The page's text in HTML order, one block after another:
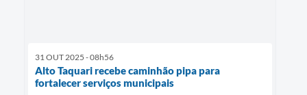
31 OUT 2025 - 08h56
Alto Taquari recebe caminhão pipa para
fortalecer serviços municipais